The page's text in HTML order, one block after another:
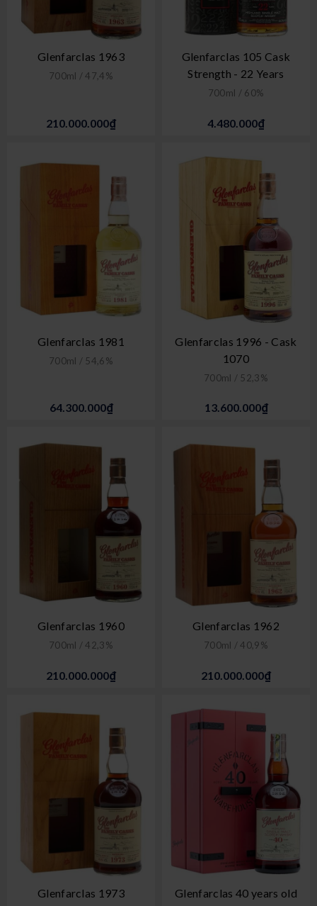
Glenfarclas 1963
700ml / 47,4%
210.000.000₫
Glenfarclas 105 Cask
Strength - 22 Years
700ml / 60%
4.480.000₫
Glenfarclas 1981
700ml / 54,6%
64.300.000₫
Glenfarclas 1996 - Cask
1070
700ml / 52,3%
13.600.000₫
Glenfarclas 1960
700ml / 42,3%
210.000.000₫
Glenfarclas 1962
700ml / 40,9%
210.000.000₫
Glenfarclas 1973 Glenfarclas 40 years old